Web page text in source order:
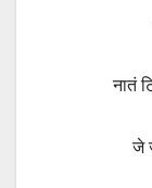
नातं
जे